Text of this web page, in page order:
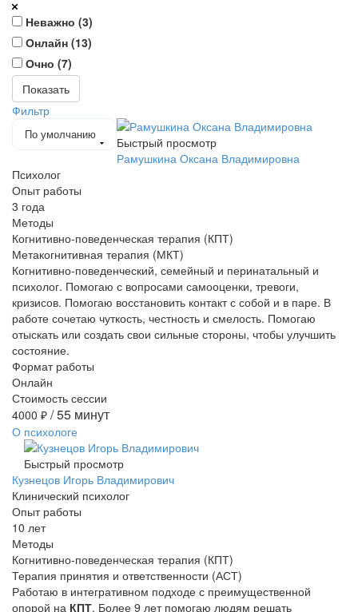
Неважно (3)
Онлайн (13)
Очно (7)
Показать
Фильтр
По умолчанию
Быстрый просмотр
Рамушкина Оксана Владимировна
Психолог
Опыт работы
3 года
Методы
Когнитивно-поведенческая терапия (КПТ)
Метакогнитивная терапия (МКТ)
Когнитивно-поведенческий, семейный и перинатальный и
психолог. Помогаю с вопросами самооценки, тревоги,
кризисов. Помогаю восстановить контакт с собой и в паре. В
работе сочетаю чуткость, честность и смелость. Помогаю
отыскать или создать свои сильные стороны, чтобы улучшить
состояние.
Формат работы
Онлайн
Стоимость сессии
4000 ₽ / 55 минут
О психологе
Быстрый просмотр
Кузнецов Игорь Владимирович
Клинический психолог
Опыт работы
10 лет
Методы
Когнитивно-поведенческая терапия (КПТ)
Терапия принятия и ответственности (АСТ)
Работаю в интегративном подходе с преимущественной
опорой на КПТ. Более 9 лет помогаю людям решать